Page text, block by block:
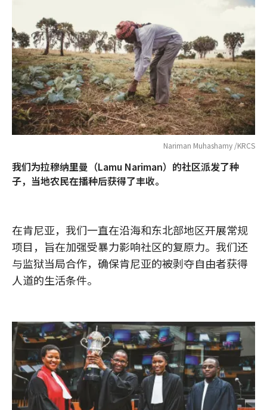
Nariman Muhashamy /KRCS
我们为拉穆纳里曼（Lamu Nariman）的社区派发了种
子，当地农民在播种后获得了丰收。
在肯尼亚，我们一直在沿海和东北部地区开展常规
项目，旨在加强受暴力影响社区的复原力。我们还
与监狱当局合作，确保肯尼亚的被剥夺自由者获得
人道的生活条件。